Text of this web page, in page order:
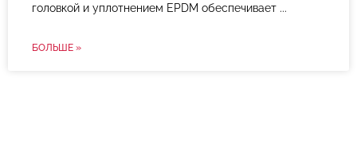
головкой и уплотнением EPDM обеспечивает
БОЛЬШЕ »